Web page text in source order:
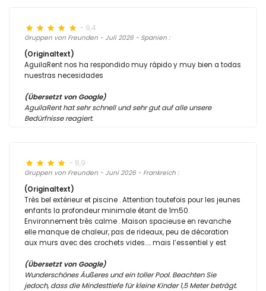
- 9,4
Gruppen von Freunden - Juli 2026 - Spanien :
(Originaltext)
AguilaRent nos ha respondido muy rápido y muy bien a todas
nuestras necesidades
(Übersetzt von Google)
AguilaRent hat sehr schnell und sehr gut auf alle unsere
Bedürfnisse reagiert.
- 8,9
Gruppen von Freunden - Juni 2026 - Frankreich :
(Originaltext)
Très bel extérieur et piscine . Attention toutefois pour les jeunes
enfants la profondeur minimale étant de 1m50.
Environnement très calme . Maison spacieuse en revanche
elle manque de chaleur, pas de rideaux, peu de décoration
aux murs avec des crochets vides….. mais l’essentiel y est
(Übersetzt von Google)
Wunderschönes Äußeres und ein toller Pool. Beachten Sie
jedoch, dass die Mindesttiefe für kleine Kinder 1,5 Meter beträgt.